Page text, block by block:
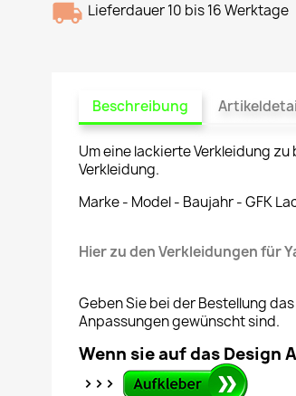
Lieferdauer 10 bis 16 Werktage
Beschreibung
Um eine lackierte Verkleidung
Verkleidung.
Marke - Model - Baujahr - GFK
Hier zu den Verkleidungen für
Geben Sie bei der Bestellung
Anpassungen gewünscht sind.
Wenn sie auf das Design
>>>